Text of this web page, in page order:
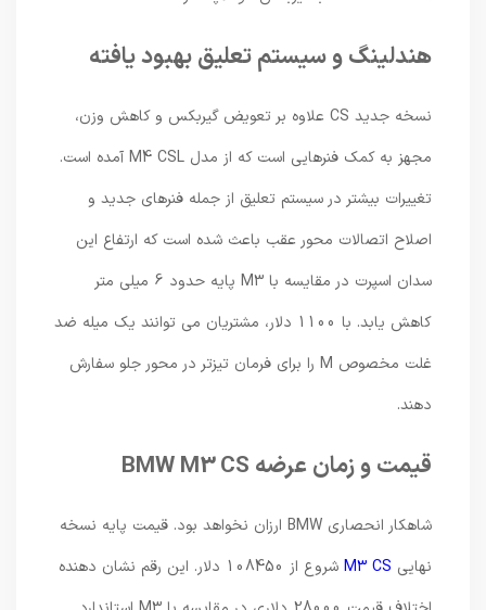
هندلینگ و سیستم تعلیق بهبود یافته
نسخه جدید CS علاوه بر تعویض گیربکس و کاهش وزن،
مجهز به کمک فنرهایی است که از مدل M4 CSL آمده است.
تغییرات بیشتر در سیستم تعلیق از جمله فنرهای جدید و
اصلاح اتصالات محور عقب باعث شده است که ارتفاع این
سدان اسپرت در مقایسه با M3 پایه حدود 6 میلی متر
کاهش یابد. با 1100 دلار، مشتریان می توانند یک میله ضد
غلت مخصوص M را برای فرمان تیزتر در محور جلو سفارش
قیمت و زمان عرضه BMW M3 CS
شاهکار انحصاری BMW ارزان نخواهد بود. قیمت پایه نسخه
M3 CS
شروع از 108450 دلار. این رقم نشان دهنده